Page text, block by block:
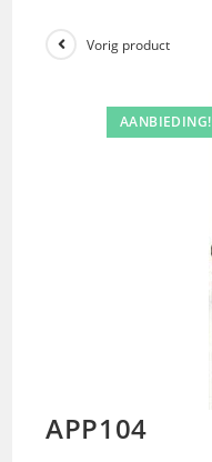
AANBIEDING!
Vorig product
APP104